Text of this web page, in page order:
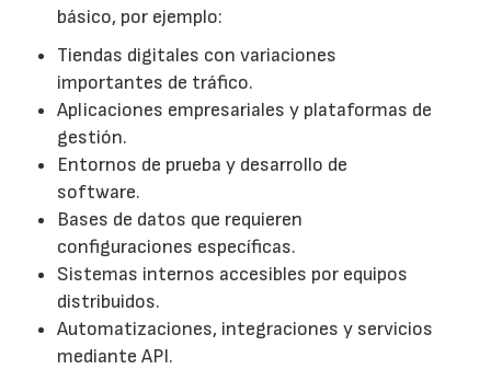
básico, por ejemplo:
Tiendas digitales con variaciones
importantes de tráfico.
Aplicaciones empresariales y plataformas de
gestión.
Entornos de prueba y desarrollo de
software.
Bases de datos que requieren
configuraciones específicas.
Sistemas internos accesibles por equipos
distribuidos.
Automatizaciones, integraciones y servicios
mediante API.